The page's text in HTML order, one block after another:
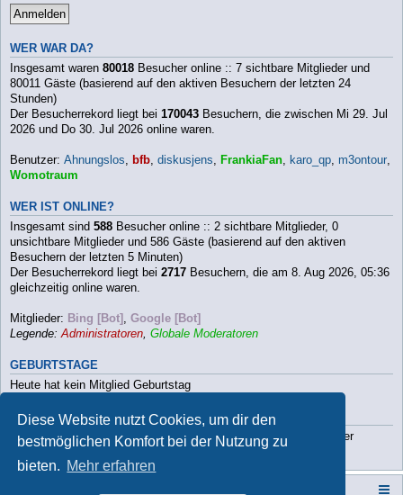
Diese Website nutzt Cookies, um dir den
bestmöglichen Komfort bei der Nutzung zu
bieten. Mehr erfahren
WER WAR DA?
Insgesamt waren 80018 Besucher online :: 7 sichtbare Mitglieder und
80011 Gäste (basierend auf den aktiven Besuchern der letzten 24
Stunden)
Der Besucherrekord liegt bei 170043 Besuchern, die zwischen Mi 29. Jul
2026 und Do 30. Jul 2026 online waren.
Benutzer: Ahnungslos, bfb, diskusjens, FrankiaFan, karo_qp, m3ontour,
Womotraum
WER IST ONLINE?
Insgesamt sind 588 Besucher online :: 2 sichtbare Mitglieder, 0
unsichtbare Mitglieder und 586 Gäste (basierend auf den aktiven
Besuchern der letzten 5 Minuten)
Der Besucherrekord liegt bei 2717 Besuchern, die am 8. Aug 2026, 05:36
gleichzeitig online waren.
Mitglieder: Bing [Bot] , Google [Bot]
Legende:Administratoren, Globale Moderatoren
GEBURTSTAGE
Heute hat kein Mitglied Geburtstag
STATISTIK
Beiträge insgesamt 112790• Themen insgesamt9813
• Mitglieder
insgesamt3202 Paula2026